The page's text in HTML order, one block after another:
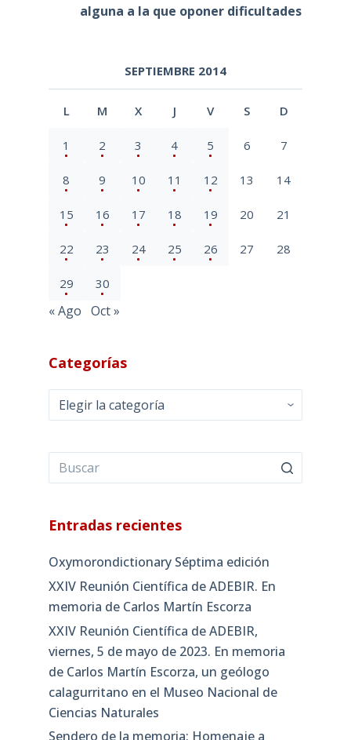
alguna a la que oponer dificultades
SEPTIEMBRE 2014
L M X J V S D
1 2 3 4 5 6 7
8 9 10 11 12 13 14
15 16 17 18 19 20 21
22 23 24 25 26 27 28
29 30
« Ago Oct »
Categorías
Categorías
Entradas recientes
Oxymorondictionary Séptima edición
XXIV Reunión Científica de ADEBIR. En
memoria de Carlos Martín Escorza
XXIV Reunión Científica de ADEBIR,
viernes, 5 de mayo de 2023. En memoria
de Carlos Martín Escorza, un geólogo
calagurritano en el Museo Nacional de
Ciencias Naturales
Sendero de la memoria: Homenaje a